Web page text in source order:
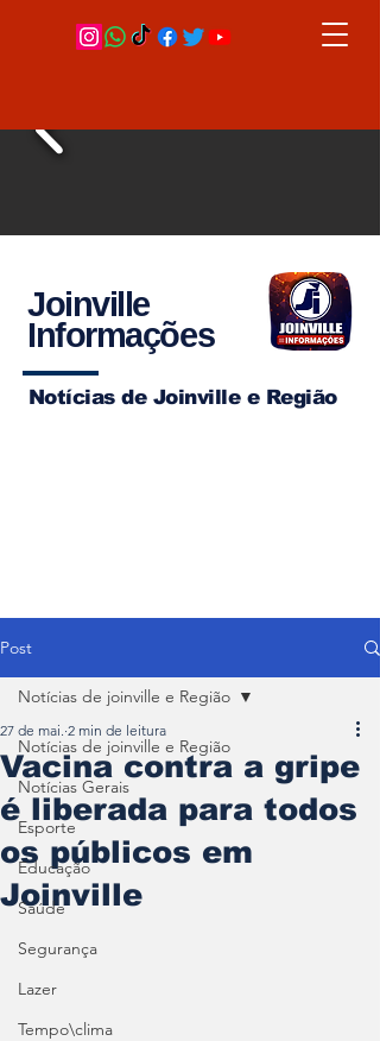
Joinville
Informações
Notícias de Joinville e Região
Post
Notícias de joinville e Região
Notícias Gerais
Esporte
Educação
Saúde
Segurança
Lazer
Tempo\clima
Notícias de joinville e Região
Vacina contra a gripe
é liberada para todos
os públicos em
Joinville
27 de mai. 2 min de leitura